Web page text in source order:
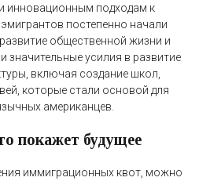
инновационным подходам к
постепенно начали
общественной жизни и
значительные усилия в развитие
включая создание школ,
которые стали основой для
американцев.
покажет будущее
иммиграционных квот, можно